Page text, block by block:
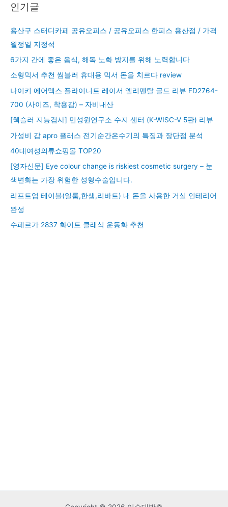
인기글
용산구 스터디카페 공유오피스 / 공유오피스 한피스 용산점 / 가격
월정일 지정석
6가지 간에 좋은 음식, 해독 노화 방지를 위해 노력합니다
소형믹서 추천 썸블러 휴대용 믹서 돈을 치르다 review
나이키 에어맥스 플라이니트 레이서 엘리멘탈 골드 리뷰 FD2764-
700 (사이즈, 착용감) – 자비내산
[웩슬러 지능검사] 민성원연구소 수지 센터 (K-WISC-V 5판) 리뷰
가성비 갑 apro 플러스 전기순간온수기의 특징과 장단점 분석
40대여성의류쇼핑몰 TOP20
[영자신문] Eye colour change is riskiest cosmetic surgery – 눈
색변화는 가장 위험한 성형수술입니다.
리프트업 테이블(일룸,한샘,리바트) 내 돈을 사용한 거실 인테리어
완성
수페르가 2837 화이트 클래식 운동화 추천